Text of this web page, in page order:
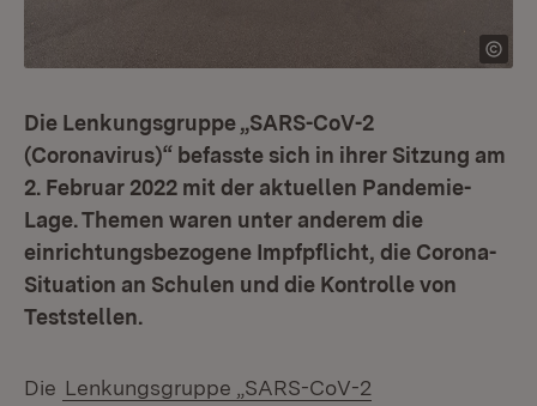
Die Lenkungsgruppe „SARS-CoV-2
(Coronavirus)“ befasste sich in ihrer Sitzung am
2. Februar 2022 mit der aktuellen Pandemie-
Lage. Themen waren unter anderem die
einrichtungsbezogene Impfpflicht, die Corona-
Situation an Schulen und die Kontrolle von
Teststellen.
Die Lenkungsgruppe „SARS-CoV-2